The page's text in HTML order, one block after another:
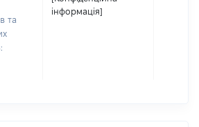
та
інформація]